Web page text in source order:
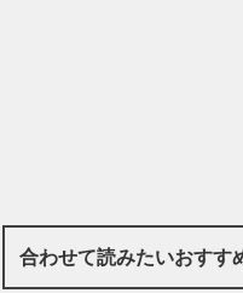
合わせて読みたいおすす